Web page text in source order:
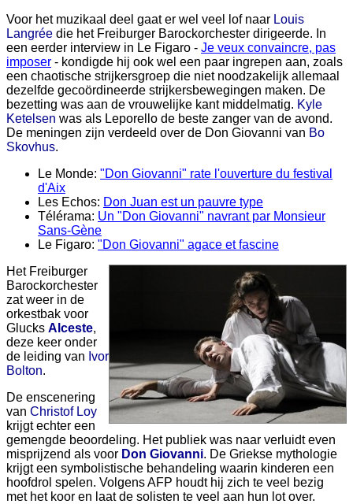
Voor het muzikaal deel gaat er wel veel lof naar Louis
Langrée die het Freiburger Barockorchester dirigeerde. In
een eerder interview in Le Figaro - Je veux convaincre, pas
imposer - kondigde hij ook wel een paar ingrepen aan, zoals
een chaotische strijkersgroep die niet noodzakelijk allemaal
dezelfde gecoördineerde strijkersbewegingen maken. De
bezetting was aan de vrouwelijke kant middelmatig. Kyle
Ketelsen was als Leporello de beste zanger van de avond.
De meningen zijn verdeeld over de Don Giovanni van Bo
Skovhus.
Le Monde: "Don Giovanni" rate l'ouverture du festival
d'Aix
Les Echos: Don Juan est un pauvre type
Télérama: Un "Don Giovanni" navrant par Monsieur
Sans-Gène
Le Figaro: "Don Giovanni" agace et fascine
Het Freiburger
Barockorchester
zat weer in de
orkestbak voor
Glucks Alceste,
deze keer onder
de leiding van Ivor
Bolton.
De enscenering
van Christof Loy
krijgt echter een
gemengde beoordeling. Het publiek was naar verluidt even
misprijzend als voor Don Giovanni. De Griekse mythologie
krijgt een symbolistische behandeling waarin kinderen een
hoofdrol spelen. Volgens AFP houdt hij zich te veel bezig
met het koor en laat de solisten te veel aan hun lot over.